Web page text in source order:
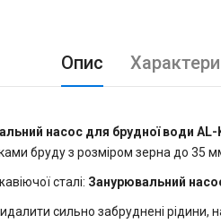
Опис
насос для брудної води AL-
бруду з розміром зерна до 35
сталі: Занурювальний
сильно забруднені